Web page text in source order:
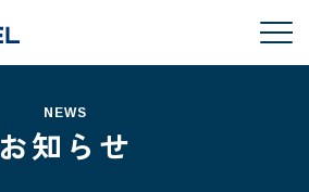
NEWS
お知らせ